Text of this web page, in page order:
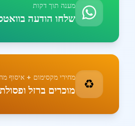
מענה תוך דקות
שלחו הודעה
♻️ מחירי מקסימום + איסוף
מוכרים ברזל